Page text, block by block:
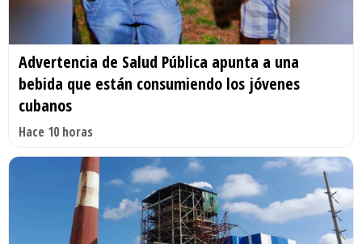
Advertencia de Salud Pública apunta a una
bebida que están consumiendo los jóvenes
cubanos
Hace 10 horas